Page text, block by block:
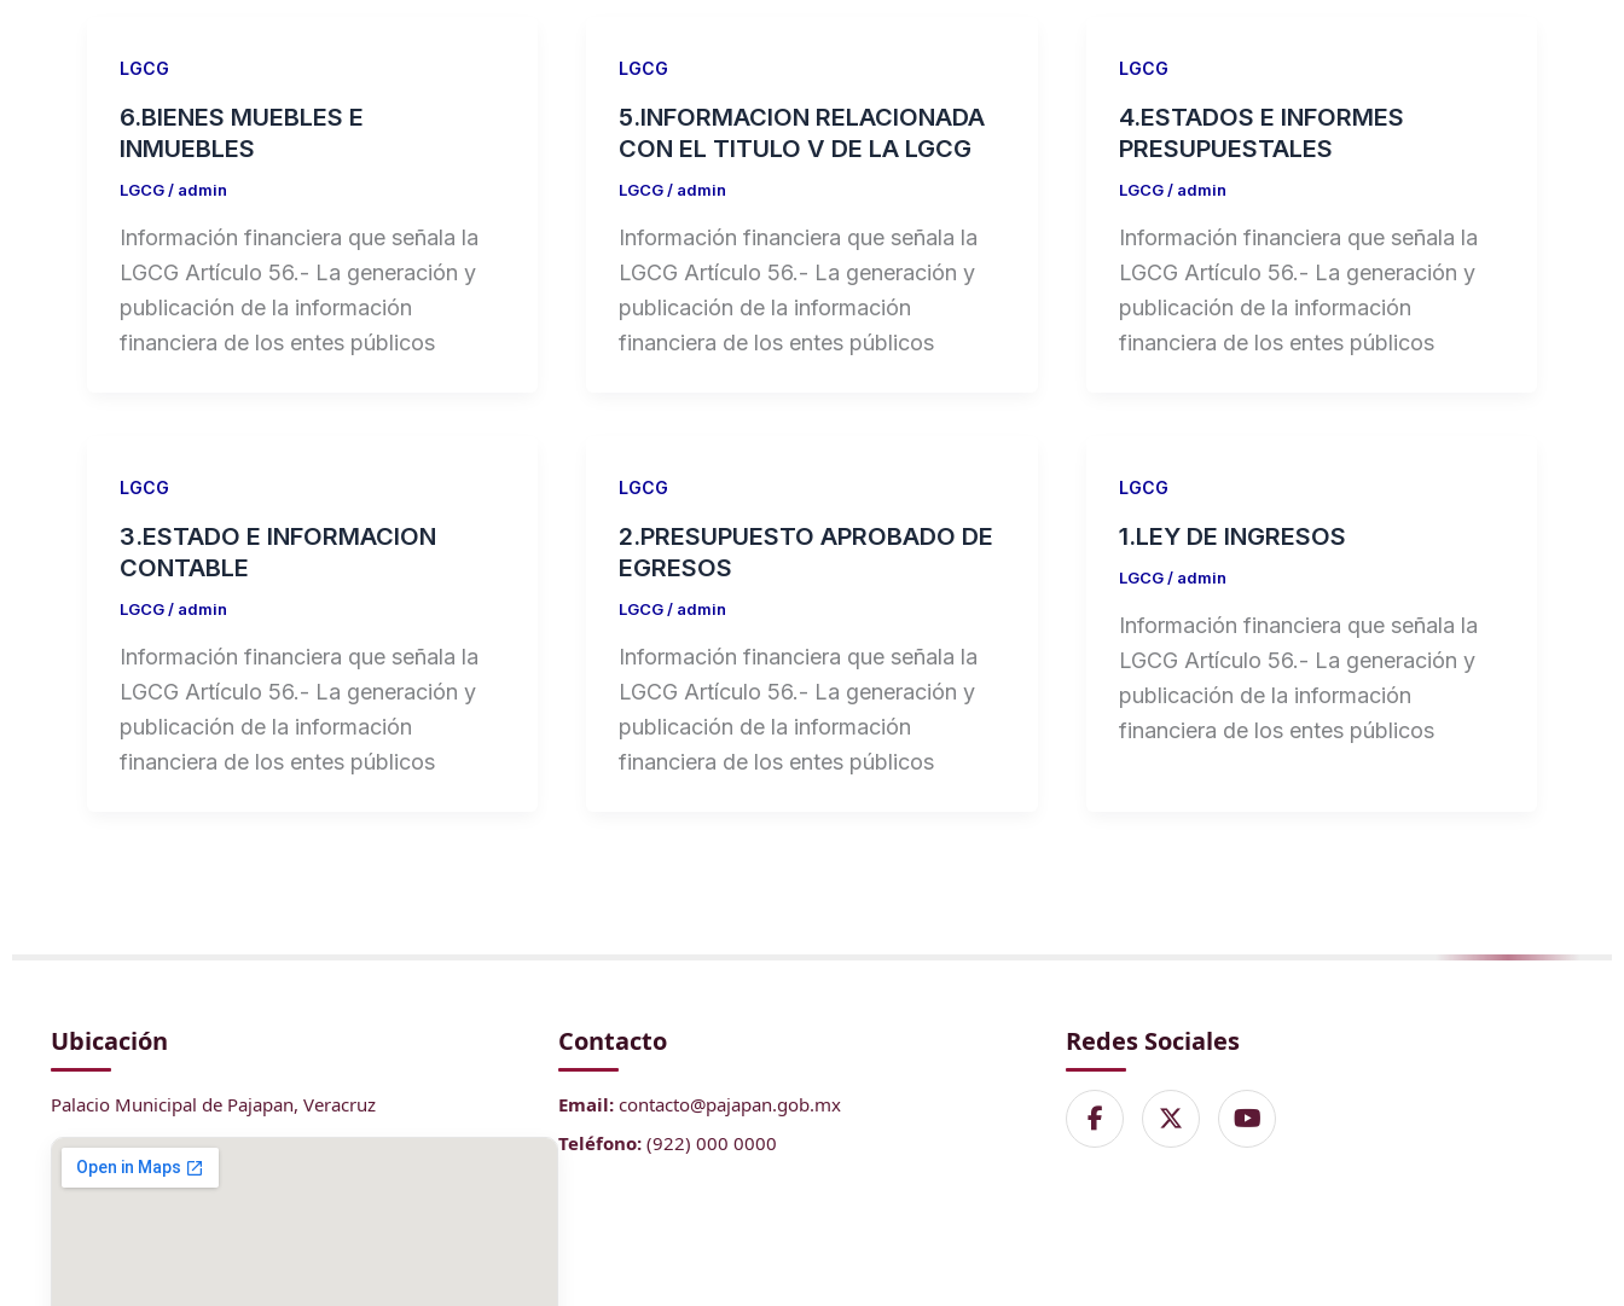
LGCG
6.BIENES MUEBLES E
INMUEBLES
LGCG/ admin
Información financiera que señala la
LGCG Artículo 56.- La generación y
publicación de la información
financiera de los entes públicos
LGCG
5.INFORMACION RELACIONADA
CON EL TITULO V DE LA LGCG
LGCG/ admin
Información financiera que señala la
LGCG Artículo 56.- La generación y
publicación de la información
financiera de los entes públicos
LGCG
4.ESTADOS E INFORMES
PRESUPUESTALES
LGCG/ admin
Información financiera que señala la
LGCG Artículo 56.- La generación y
publicación de la información
financiera de los entes públicos
LGCG
3.ESTADO E INFORMACION
CONTABLE
LGCG/ admin
Información financiera que señala la
LGCG Artículo 56.- La generación y
publicación de la información
financiera de los entes públicos
LGCG
2.PRESUPUESTO APROBADO DE
EGRESOS
LGCG/ admin
Información financiera que señala la
LGCG Artículo 56.- La generación y
publicación de la información
financiera de los entes públicos
LGCG
1.LEY DE INGRESOS
LGCG/ admin
Información financiera que señala la
LGCG Artículo 56.- La generación y
publicación de la información
financiera de los entes públicos
Ubicación
Palacio Municipal de Pajapan, Veracruz
Contacto
Email: contacto@pajapan.gob.mx
Teléfono: (922) 000 0000
Redes Sociales